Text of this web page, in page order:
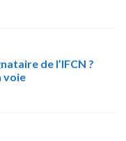
de l’IFCN ?
voie